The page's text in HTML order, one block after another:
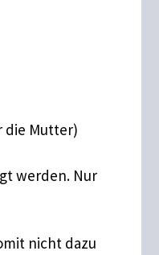
die Mutter)
werden. Nur
nicht dazu